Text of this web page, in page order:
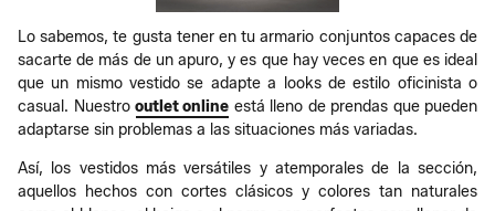
Lo sabemos, te gusta tener en tu armario conjuntos capaces de
sacarte de más de un apuro, y es que hay veces en que es ideal
que un mismo vestido se adapte a looks de estilo oficinista o
casual. Nuestro outlet online está lleno de prendas que pueden
adaptarse sin problemas a las situaciones más variadas.
Así, los vestidos más versátiles y atemporales de la sección,
aquellos hechos con cortes clásicos y colores tan naturales